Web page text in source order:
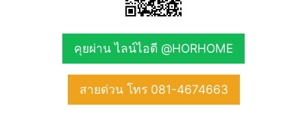
คุยผ่าน ไลน์ไอดี @HORHOME
สายด่วน โทร 081-4674663